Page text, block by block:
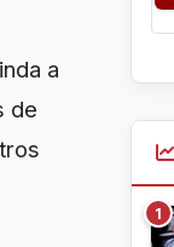
a
de
1